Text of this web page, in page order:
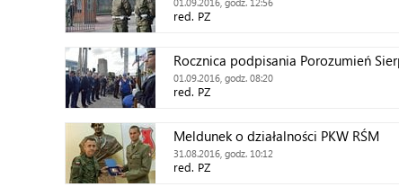
red. PZ
Rocznica podpisania Porozumień
01.09.2016, godz. 08:20
red. PZ
Meldunek o działalności PKW RŚM
31.08.2016, godz. 10:12
red. PZ